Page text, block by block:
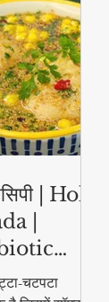
| Holi
|
चटपटा